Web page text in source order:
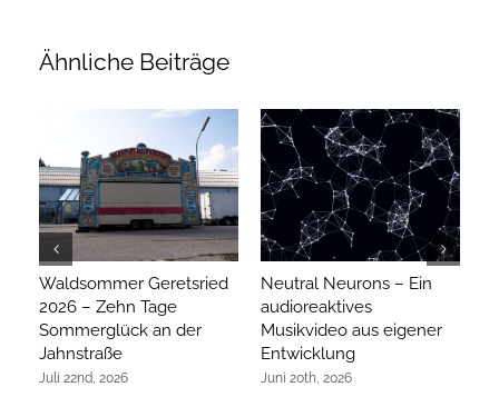
Ähnliche Beiträge
Waldsommer Geretsried
2026 – Zehn Tage
Sommerglück an der
Jahnstraße
Juli 22nd, 2026
Neutral Neurons – Ein
audioreaktives
Musikvideo aus eigener
Entwicklung
Juni 20th, 2026